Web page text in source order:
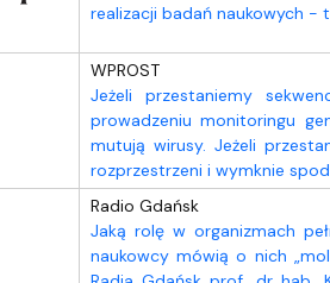
realizacji badań naukowych -
WPROST
Jeżeli przestaniemy
prowadzeniu monitoringu
mutują wirusy. Jeżeli
rozprzestrzeni i wymknie
Radio Gdańsk
Jaką rolę w organizmach
naukowcy mówią o nich